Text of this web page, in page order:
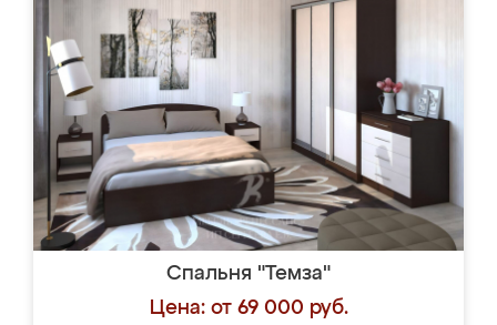
Спальня "Темза"
Цена: от 69 000 руб.